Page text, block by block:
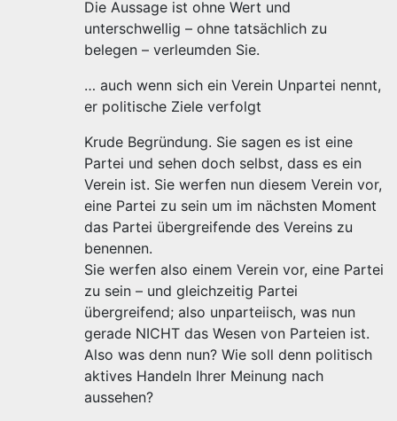
Die Aussage ist ohne Wert und
unterschwellig – ohne tatsächlich zu
belegen – verleumden Sie.
… auch wenn sich ein Verein Unpartei nennt,
er politische Ziele verfolgt
Krude Begründung. Sie sagen es ist eine
Partei und sehen doch selbst, dass es ein
Verein ist. Sie werfen nun diesem Verein vor,
eine Partei zu sein um im nächsten Moment
das Partei übergreifende des Vereins zu
benennen.
Sie werfen also einem Verein vor, eine Partei
zu sein – und gleichzeitig Partei
übergreifend; also unparteiisch, was nun
gerade NICHT das Wesen von Parteien ist.
Also was denn nun? Wie soll denn politisch
aktives Handeln Ihrer Meinung nach
aussehen?